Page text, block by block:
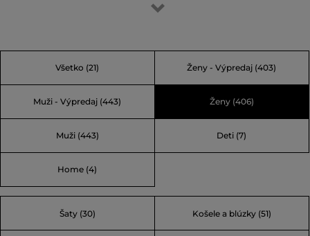
roku 1830 v Pensylvánii a spája hrejivé a odolné materiály
navrhnuté pre pracovníkov v chladnom a náročnom
vidieckom prostredí, preto sú známe svojou odolnosťou a
kolekcie odevov a doplnkov pre mužov, ženy a deti.
Všetko (21) Ženy - Výpredaj (403)
Muži - Výpredaj (443) Ženy(406)
Muži(443) Deti (7)
Home (4)
Šaty (30) Košele a blúzky (51)